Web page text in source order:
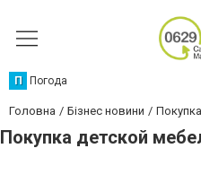
П Погода
Головна Бізнес новини
Покупка детской